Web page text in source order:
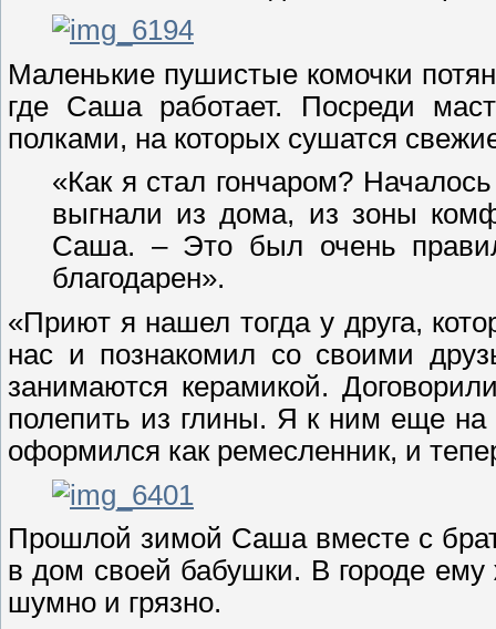
Маленькие пушистые комочки
где Саша работает. Посреди
полками, на которых сушатся
«Как я стал гончаром?
выгнали из дома, из зоны
Саша. – Это был очень
благодарен».
«Приют я нашел тогда у друга,
нас и познакомил со своими
занимаются керамикой.
полепить из глины. Я к ним еще на
оформился как ремесленник, и
Прошлой зимой Саша вместе с
в дом своей бабушки. В городе
шумно и грязно.